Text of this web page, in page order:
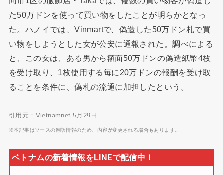
た50万ドンを使って買い物をしたことが明らかとなっ
た。ハノイでは、Vinmartで、偽造した50万ドン札で買
い物をしようとした女が公安に通報された。調べによる
と、この女は、ある男から額面50万ドンの偽造紙幣4枚
を受け取り、1枚使用する毎に20万ドンの報酬を受け取
ることを条件に、偽札の流通に加担したという。
引用元：Vietnamnet 5月29日
※本記事はソースの翻訳情報のため、内容が変更される場合もあります。